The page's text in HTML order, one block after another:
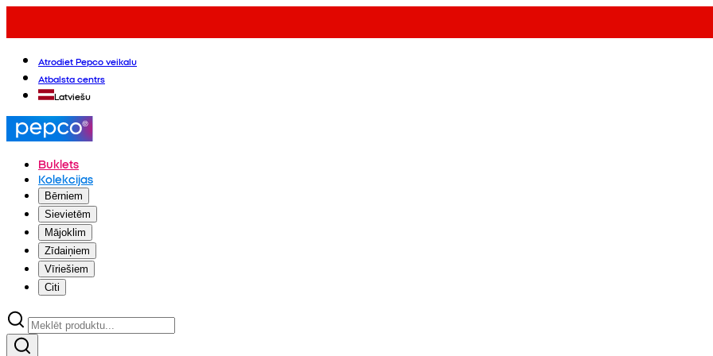
Atrodiet Pepco veikalu
Atbalsta centrs
Latviešu
Buklets
Kolekcijas
Bērniem
Sievietēm
Mājoklim
Zīdaiņiem
Vīriešiem
Citi